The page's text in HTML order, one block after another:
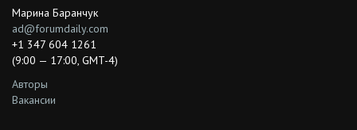
Марина Баранчук
ad@forumdaily.com
+1 347 604 1261
(9:00 — 17:00, GMT-4)
Авторы
Вакансии